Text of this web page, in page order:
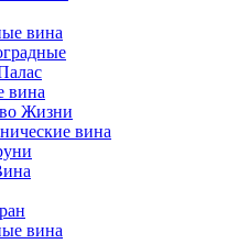
вина
вина
Жизни
вина
вина